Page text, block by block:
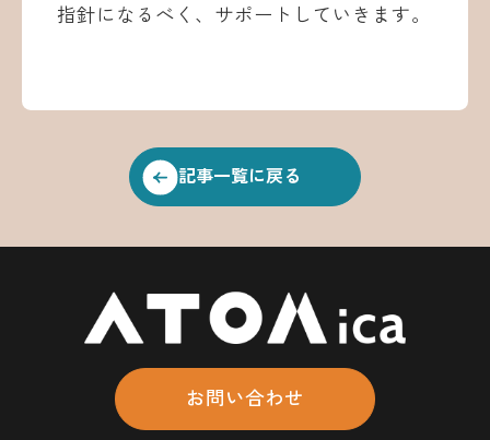
指針になるべく、サポートしていきます。
記事一覧に戻る
お問い合わせ